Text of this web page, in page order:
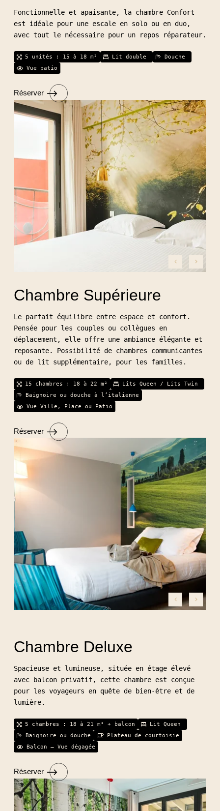
Fonctionnelle et apaisante, la chambre Confort
est idéale pour une escale en solo ou en duo,
avec tout le nécessaire pour un repos réparateur.
5 unités : 15 à 18 m² Lit double
Douche
Vue patio
Réserver
Chambre Supérieure
Le parfait équilibre entre espace et confort.
Pensée pour les couples ou collègues en
déplacement, elle offre une ambiance élégante et
reposante. Possibilité de chambres communicantes
ou de lit supplémentaire, pour les familles.
15 chambres : 18 à 22 m²
Lits Queen / Lits Twin
Baignoire ou douche à l’italienne
Vue Ville, Place ou Patio
Réserver
Chambre Deluxe
Spacieuse et lumineuse, située en étage élevé
avec balcon privatif, cette chambre est conçue
pour les voyageurs en quête de bien-être et de
lumière.
5 chambres : 18 à 21 m² + balcon
Lit Queen
Baignoire ou douche
Plateau de courtoisie
Balcon – Vue dégagée
Réserver